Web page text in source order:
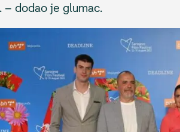
– dodao je glumac.